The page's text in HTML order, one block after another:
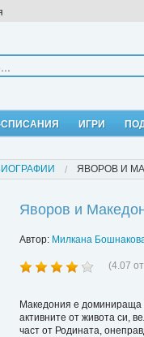
СПИСАНИЯ ИГРИ
ЯВОРОВ И
Яворов и
Автор: Милкана
(4.07 от
Македония е доминираща
активните от живота си,
част от Родината,